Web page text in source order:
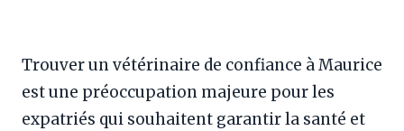
Trouver un vétérinaire de confiance à Maurice
est une préoccupation majeure pour les
expatriés qui souhaitent garantir la santé et